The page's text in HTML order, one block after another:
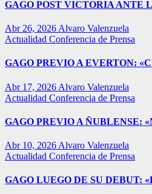
GAGO POST VICTORIA ANTE
Abr 26, 2026 Alvaro Valenzuela
Actualidad Conferencia de Prensa
GAGO PREVIO A EVERTON:
Abr 17, 2026 Alvaro Valenzuela
Actualidad Conferencia de Prensa
GAGO PREVIO A ÑUBLENSE:
Abr 10, 2026 Alvaro Valenzuela
Actualidad Conferencia de Prensa
GAGO LUEGO DE SU DEBUT: